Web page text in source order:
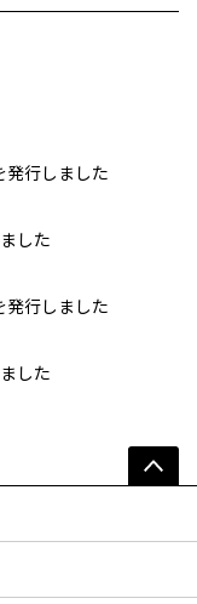
行しました
した
行しました
した